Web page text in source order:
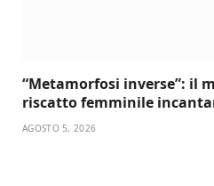
“Metamorfosi inverse”: il
riscatto femminile
AGOSTO 5, 2026